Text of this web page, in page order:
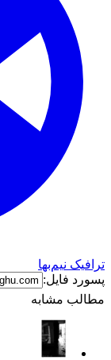
ترافیک نیم‌بها
پسورد فایل:
مطالب مشابه